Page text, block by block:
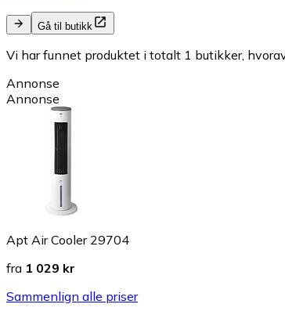
Gå til butikk
Vi har funnet produktet i totalt 1 butikker,
Annonse
Annonse
Apt Air Cooler 29704
fra 1 029 kr
Sammenlign alle priser